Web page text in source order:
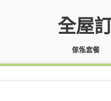
全屋
傢俬套餐